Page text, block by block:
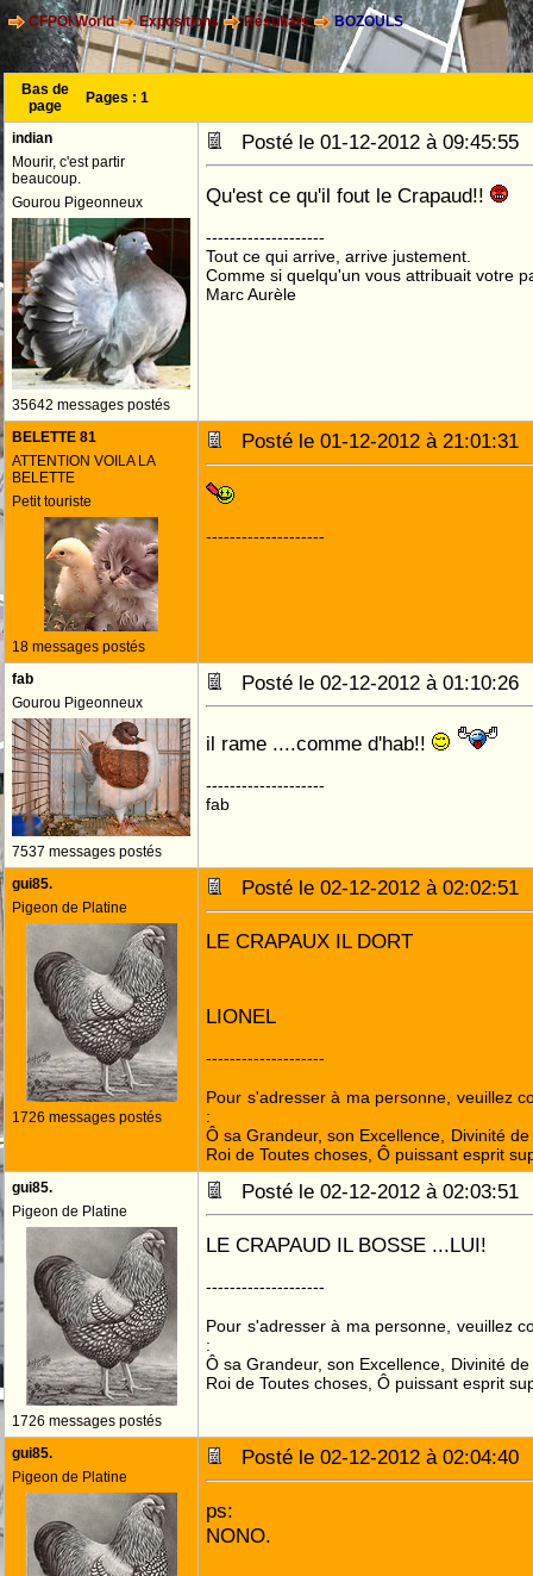
CFPOI World Expositions Résultats BOZOULS
Bas de
page
Pages : 1
indian
Mourir, c'est partir
beaucoup.
Gourou Pigeonneux
35642 messages postés
Posté le 01-12-2012 à
Qu'est ce qu'il fout le Crapaud!!
--------------------
Tout ce qui arrive, arrive justement.
Comme si quelqu'un vous attribuait votre
Marc Aurèle
BELETTE 81
ATTENTION VOILA LA
BELETTE
Petit touriste
18 messages postés
Posté le 01-12-2012 à
--------------------
fab
Gourou Pigeonneux
7537 messages postés
Posté le 02-12-2012 à
il rame ....comme d'hab!!
--------------------
fab
gui85.
Pigeon de Platine
1726 messages postés
Posté le 02-12-2012 à
LE CRAPAUX IL DORT
LIONEL
--------------------
Pour s'adresser à ma personne, veuillez
:
Ô sa Grandeur, son Excellence, Divinité
Roi de Toutes choses, Ô puissant esprit
gui85.
Pigeon de Platine
1726 messages postés
Posté le 02-12-2012 à
LE CRAPAUD IL BOSSE ...LUI!
--------------------
Pour s'adresser à ma personne, veuillez
:
Ô sa Grandeur, son Excellence, Divinité
Roi de Toutes choses, Ô puissant esprit
gui85.
Pigeon de Platine
Posté le 02-12-2012 à
ps:
NONO.